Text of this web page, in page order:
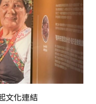
文化連結